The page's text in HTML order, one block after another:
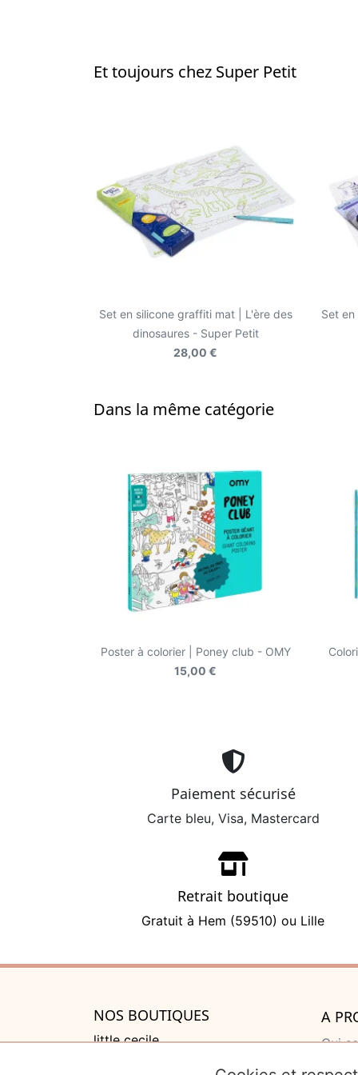
Et toujours chez Super Petit
Set en silicone graffiti mat | L'ère des
dinosaures - Super Petit
28,00 €
Set
Dans la même catégorie
Poster à colorier | Poney club - OMY
15,00 €
Paiement sécurisé
Carte bleu, Visa, Mastercard
Retrait boutique
Gratuit à Hem (59510) ou Lille
NOS BOUTIQUES
little cecile
A
Qui